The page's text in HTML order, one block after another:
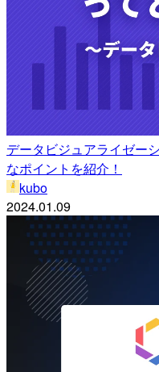
データビジュアライゼー
なポイントを紹介！
kubo
2024.01.09